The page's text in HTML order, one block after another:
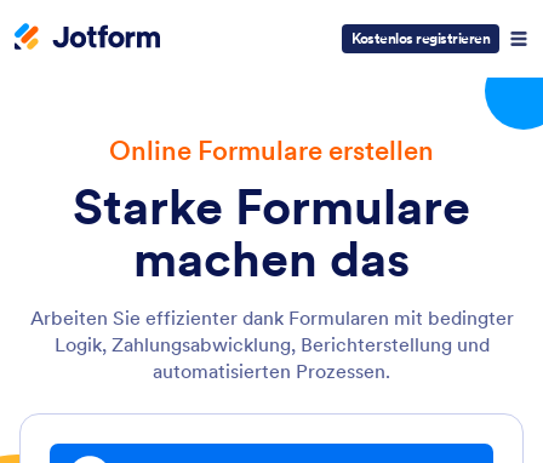
Kostenlos registrieren
Online Formulare erstellen
Starke Formulare
machen das
Arbeiten Sie effizienter dank Formularen mit bedingter
Logik, Zahlungsabwicklung, Berichterstellung und
automatisierten Prozessen.